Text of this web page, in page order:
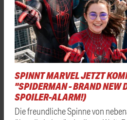
SPINNT MARVEL JETZT
"SPIDERMAN - BRAND NEW
SPOILER-ALARM!)
Die freundliche Spinne von